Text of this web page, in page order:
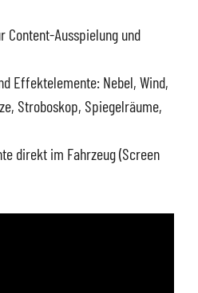
Content-Ausspielung und
Effektelemente: Nebel, Wind,
Stroboskop, Spiegelräume,
direkt im Fahrzeug (Screen